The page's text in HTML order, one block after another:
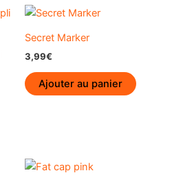
Secret Marker
3,99€
Ajouter au panier